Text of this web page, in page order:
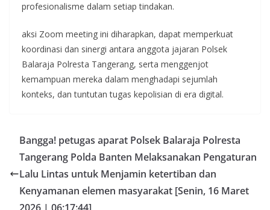
profesionalisme dalam setiap tindakan.
aksi Zoom meeting ini diharapkan, dapat memperkuat
koordinasi dan sinergi antara anggota jajaran Polsek
Balaraja Polresta Tangerang, serta menggenjot
kemampuan mereka dalam menghadapi sejumlah
konteks, dan tuntutan tugas kepolisian di era digital.
Bangga! petugas aparat Polsek Balaraja Polresta
Tangerang Polda Banten Melaksanakan Pengaturan
Lalu Lintas untuk Menjamin ketertiban dan
Kenyamanan elemen masyarakat [Senin, 16 Maret